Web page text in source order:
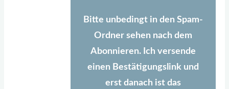
Bitte unbedingt in den Spam-
Ordner sehen nach dem
Abonnieren. Ich versende
einen Bestätigungslink und
erst danach ist das